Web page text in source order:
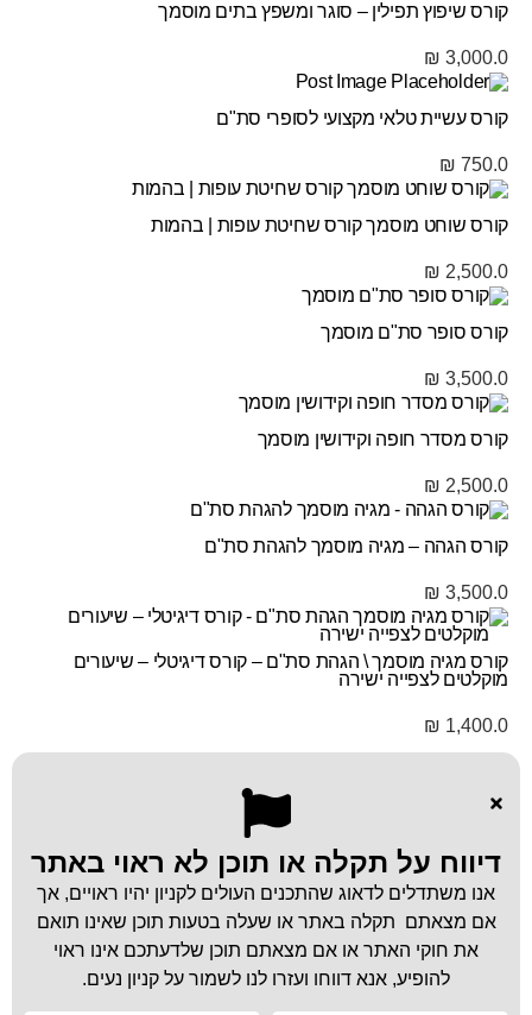
קורס שיפוץ תפילין – סוגר ומשפץ בתים מוסמך
3,000.0
₪
קורס עשיית טלאי מקצועי לסופרי סת"ם
750.0
₪
קורס שוחט מוסמך קורס שחיטת עופות | בהמות
2,500.0
₪
קורס סופר סת"ם מוסמך
3,500.0
₪
קורס מסדר חופה וקידושין מוסמך
2,500.0
₪
קורס הגהה – מגיה מוסמך להגהת סת"ם
3,500.0
₪
קורס מגיה מוסמך \ הגהת סת"ם – קורס דיגיטלי – שיעורים
מוקלטים לצפייה ישירה
1,400.0
₪
דיווח על תקלה או תוכן לא ראוי באתר
אנו משתדלים לדאוג שהתכנים העולים לקניון יהיו ראויים, אך
אם מצאתם תקלה באתר או שעלה בטעות תוכן שאינו תואם
את חוקי האתר או אם מצאתם תוכן שלדעתכם אינו ראוי
להופיע, אנא דווחו ועזרו לנו לשמור על קניון נעים.